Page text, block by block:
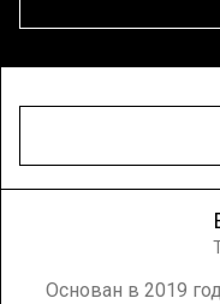
Основан в 2019